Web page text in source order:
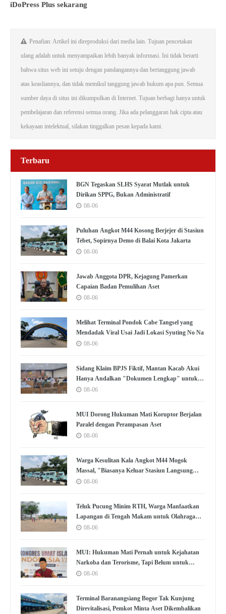
iDoPress Plus sekarang
Penafian: Artikel ini direproduksi dari media lain. Tujuan pencetakan
ulang adalah untuk menyampaikan lebih banyak informasi. Ini tidak berarti
bahwa situs web ini setuju dengan pandangannya dan bertanggung jawab
atas keasliannya, dan tidak memikul tanggung jawab hukum apa pun. Semua
sumber daya di situs ini dikumpulkan di Internet. Tujuan berbagi hanya untuk
pembelajaran dan referensi semua orang. Jika ada pelanggaran hak cipta atau
kekayaan intelektual, silakan tinggalkan pesan kepada kami.
Terbaru
BGN Tegaskan SLHS Syarat Mutlak untuk
Dirikan SPPG, Bukan Administratif
08-06
Puluhan Angkot M44 Kosong Berjejer di Stasiun
Tebet, Sopirnya Demo di Balai Kota Jakarta
08-06
Jawab Anggota DPR, Kejagung Pamerkan
Capaian Badan Pemulihan Aset
08-06
Melihat Terminal Pondok Cabe Tangsel yang
Mendadak Viral Usai Jadi Lokasi Syuting No Na
08-06
Sidang Klaim BPJS Fiktif, Mantan Kacab Akui
Hanya Andalkan "Dokumen Lengkap" untuk
Disetujui
08-06
MUI Dorong Hukuman Mati Koruptor Berjalan
Paralel dengan Perampasan Aset
08-06
Warga Kesulitan Kala Angkot M44 Mogok
Massal, "Biasanya Keluar Stasiun Langsung
Nemu"
08-06
Teluk Pucung Minim RTH, Warga Manfaatkan
Lapangan di Tengah Makam untuk Olahraga
dan Kumpul
08-06
MUI: Hukuman Mati Pernah untuk Kejahatan
Narkoba dan Terorisme, Tapi Belum untuk
Koruptor
08-06
Terminal Baranangsiang Bogor Tak Kunjung
Direvitalisasi, Pemkot Minta Aset Dikembalikan